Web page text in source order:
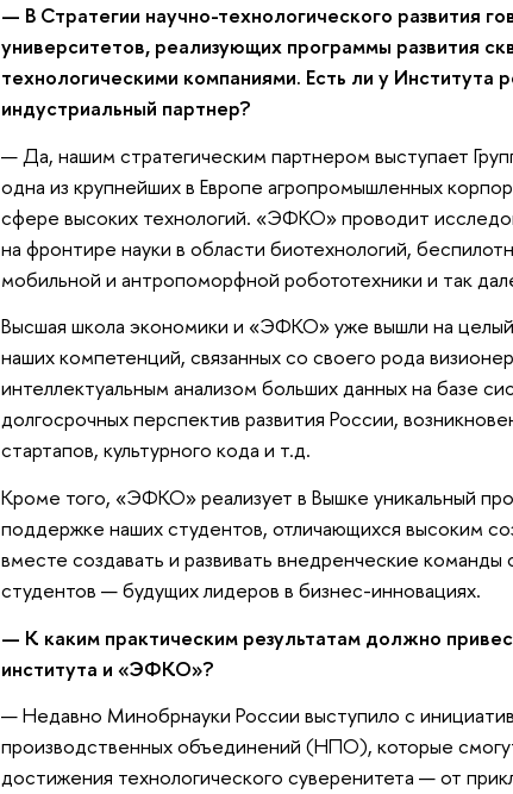
— В Стратегии научно-технологического развития
университетов, реализующих программы развития
технологическими компаниями. Есть ли у Института
индустриальный партнер?
— Да, нашим стратегическим партнером выступает
одна из крупнейших в Европе агропромышленных
сфере высоких технологий. «ЭФКО» проводит
на фронтире науки в области биотехнологий,
мобильной и антропоморфной робототехники и так
Высшая школа экономики и «ЭФКО» уже вышли на
наших компетенций, связанных со своего рода
интеллектуальным анализом больших данных на базе
долгосрочных перспектив развития России,
стартапов, культурного кода и т.д.
Кроме того, «ЭФКО» реализует в Вышке уникальный
поддержке наших студентов, отличающихся высоким
вместе создавать и развивать внедренческие
студентов — будущих лидеров в бизнес-инновациях.
— К каким практическим результатам должно
института и «ЭФКО»?
— Недавно Минобрнауки России выступило с
производственных объединений (НПО), которые
достижения технологического суверенитета — от